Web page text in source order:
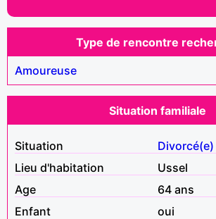
Type de rencontre
Amoureuse
Situation familiale
Situation
Divorcé(e)
Lieu d'habitation
Ussel
Age
64 ans
Enfant
oui